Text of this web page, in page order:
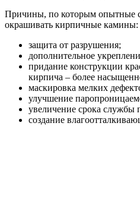
Причины, по которым опытные
окрашивать кирпичные камины:
защита от разрушения;
дополнительное
придание конструкции
кирпича – более
маскировка мелких
улучшение
увеличение срока службы
создание